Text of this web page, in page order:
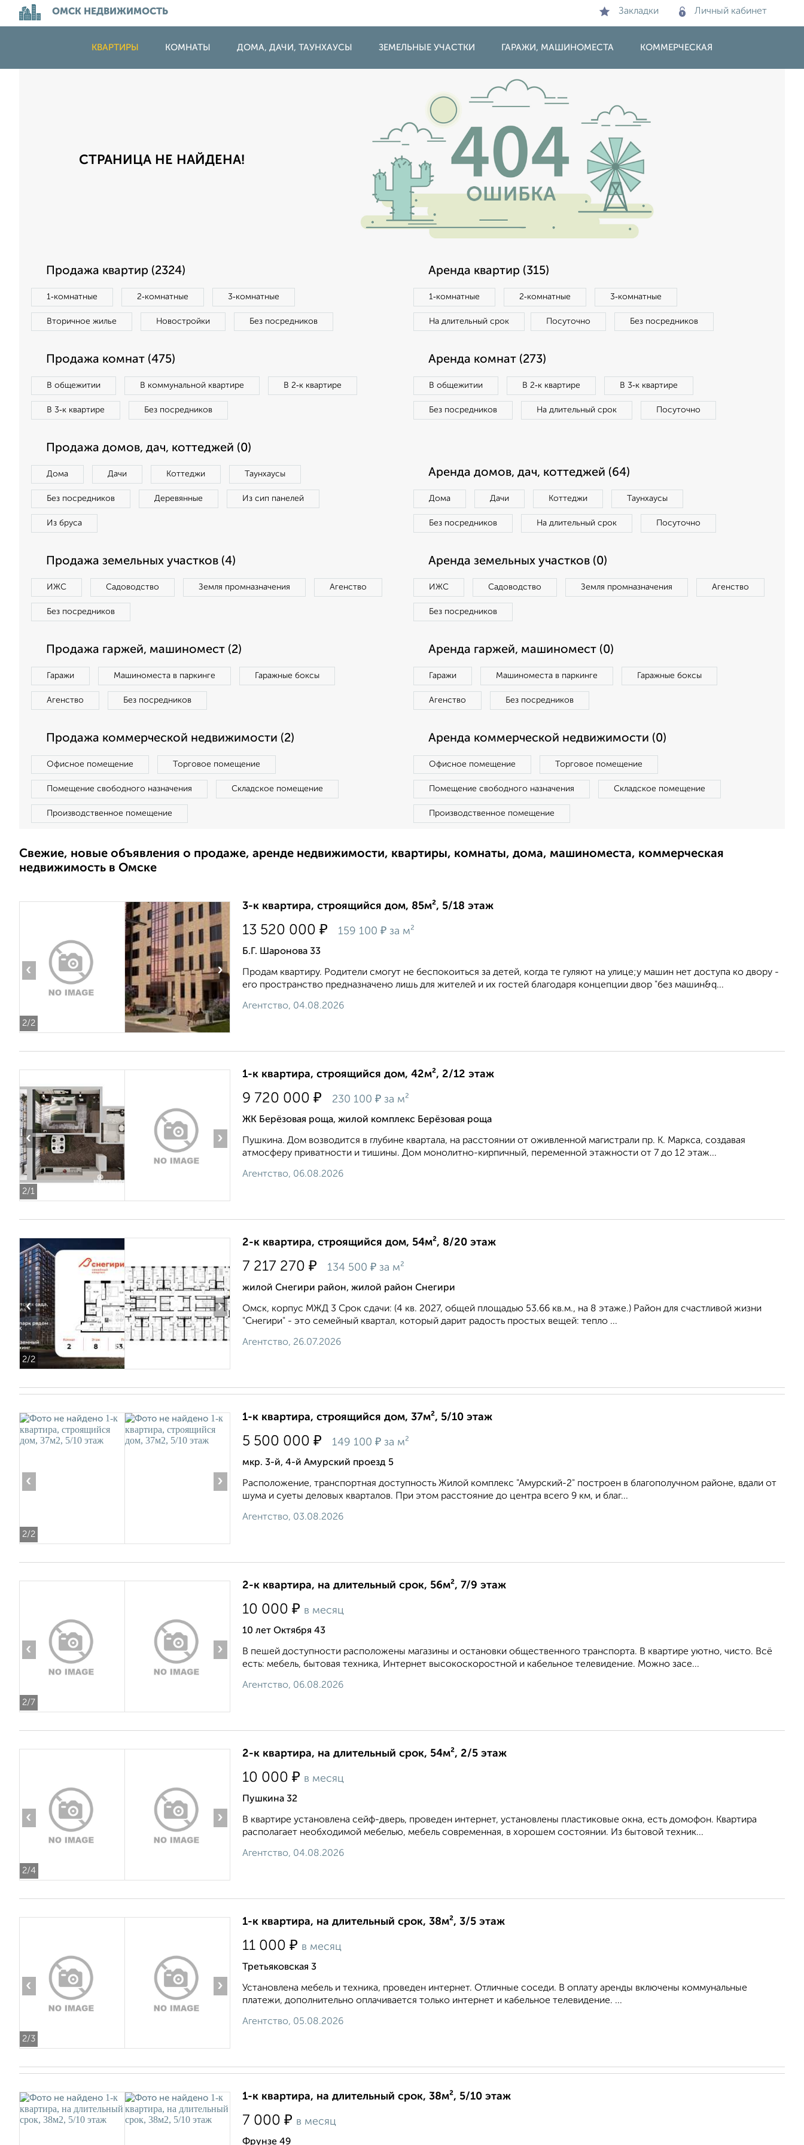
ОМСК НЕДВИЖИМОСТЬ Закладки Личный кабинет
КВАРТИРЫ КОМНАТЫ ДОМА, ДАЧИ, ТАУНХАУСЫ ЗЕМЕЛЬНЫЕ УЧАСТКИ ГАРАЖИ, МАШИНОМЕСТА КОММЕРЧЕСКАЯ
СТРАНИЦА НЕ НАЙДЕНА!
Продажа квартир (2324)
1‑комнатные 2‑комнатные 3‑комнатные
Вторичное жилье Новостройки Без посредников
Аренда квартир (315)
1‑комнатные 2‑комнатные 3‑комнатные
На длительный срок Посуточно Без посредников
Продажа комнат (475)
В общежитии В коммунальной квартире В 2‑к квартире
В 3‑к квартире Без посредников
Аренда комнат (273)
В общежитии В 2‑к квартире В 3‑к квартире
Без посредников На длительный срок Посуточно
Продажа домов, дач, коттеджей (0)
Дома Дачи Коттеджи Таунхаусы
Без посредников Деревянные Из сип панелей
Из бруса
Аренда домов, дач, коттеджей (64)
Дома Дачи Коттеджи Таунхаусы
Без посредников На длительный срок Посуточно
Продажа земельных участков (4)
ИЖС Садоводство Земля промназначения Агенство
Без посредников
Аренда земельных участков (0)
ИЖС Садоводство Земля промназначения Агенство
Без посредников
Продажа гаржей, машиномест (2)
Гаражи Машиноместа в паркинге Гаражные боксы
Агенство Без посредников
Аренда гаржей, машиномест (0)
Гаражи Машиноместа в паркинге Гаражные боксы
Агенство Без посредников
Продажа коммерческой недвижимости (2)
Офисное помещение Торговое помещение
Помещение свободного назначения Складское помещение
Производственное помещение
Аренда коммерческой недвижимости (0)
Офисное помещение Торговое помещение
Помещение свободного назначения Складское помещение
Производственное помещение
Свежие, новые объявления о продаже, аренде недвижимости, квартиры, комнаты, дома, машиноместа, коммерческая
недвижимость в Омске
2/2
‹ ›
3-к квартира, строящийся дом, 85м², 5/18 этаж
13 520 000 ₽ 159 100 ₽ за м²
Б.Г. Шаронова 33
Продам квартиру. Родители смогут не беспокоиться за детей, когда те гуляют на улице;у машин нет доступа ко двору -
его пространство предназначено лишь для жителей и их гостей благодаря концепции двор "без машин&q...
Агентство, 04.08.2026
2/1
‹ ›
1-к квартира, строящийся дом, 42м², 2/12 этаж
9 720 000 ₽ 230 100 ₽ за м²
ЖК Берёзовая роща, жилой комплекс Берёзовая роща
Пушкина. Дом возводится в глубине квартала, на расстоянии от оживленной магистрали пр. К. Маркса, создавая
атмосферу приватности и тишины. Дом монолитно-кирпичный, переменной этажности от 7 до 12 этаж...
Агентство, 06.08.2026
2/2
‹ ›
2-к квартира, строящийся дом, 54м², 8/20 этаж
7 217 270 ₽ 134 500 ₽ за м²
жилой Снегири район, жилой район Снегири
Омск, корпус МЖД 3 Срок сдачи: (4 кв. 2027, общей площадью 53.66 кв.м., на 8 этаже.) Район для счастливой жизни
"Снегири" - это семейный квартал, который дарит радость простых вещей: тепло ...
Агентство, 26.07.2026
2/2
‹ ›
1-к квартира, строящийся дом, 37м², 5/10 этаж
5 500 000 ₽ 149 100 ₽ за м²
мкр. 3-й, 4-й Амурский проезд 5
Расположение, транспортная доступность Жилой комплекс "Амурский-2" построен в благополучном районе, вдали от
шума и суеты деловых кварталов. При этом расстояние до центра всего 9 км, и благ...
Агентство, 03.08.2026
2/7
‹ ›
2-к квартира, на длительный срок, 56м², 7/9 этаж
10 000 ₽ в месяц
10 лет Октября 43
В пешей доступности расположены магазины и остановки общественного транспорта. В квартире уютно, чисто. Всё
есть: мебель, бытовая техника, Интернет высокоскоростной и кабельное телевидение. Можно засе...
Агентство, 06.08.2026
2/4
‹ ›
2-к квартира, на длительный срок, 54м², 2/5 этаж
10 000 ₽ в месяц
Пушкина 32
В квартире установлена сейф-дверь, проведен интернет, установлены пластиковые окна, есть домофон. Квартира
располагает необходимой мебелью, мебель современная, в хорошем состоянии. Из бытовой техник...
Агентство, 04.08.2026
2/3
‹ ›
1-к квартира, на длительный срок, 38м², 3/5 этаж
11 000 ₽ в месяц
Третьяковская 3
Установлена мебель и техника, проведен интернет. Отличные соседи. В оплату аренды включены коммунальные
платежи, дополнительно оплачивается только интернет и кабельное телевидение. ...
Агентство, 05.08.2026
1-к квартира, на длительный срок, 38м², 5/10 этаж
7 000 ₽ в месяц
Фрунзе 49